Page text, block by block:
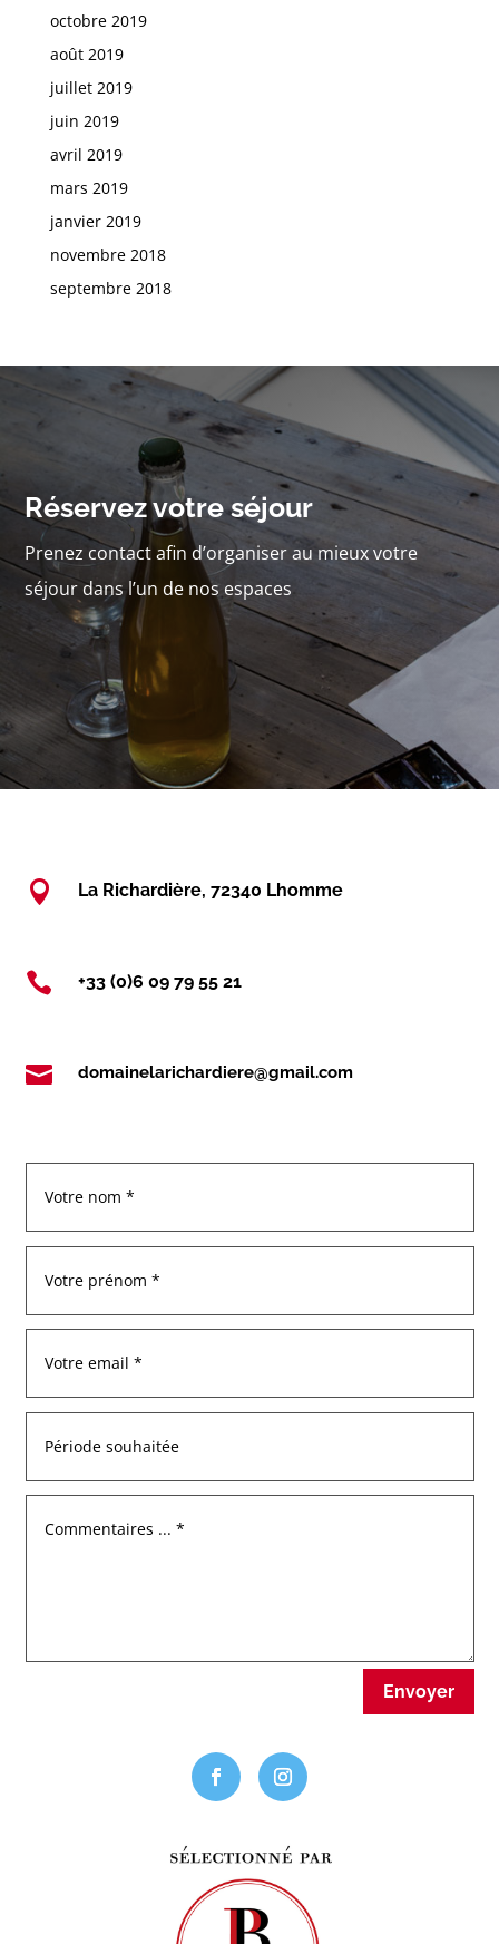
octobre 2019
août 2019
juillet 2019
juin 2019
avril 2019
mars 2019
janvier 2019
novembre 2018
septembre 2018
Réservez votre séjour
Prenez contact afin d’organiser au mieux votre
séjour dans l’un de nos espaces
 La Richardière, 72340 Lhomme
 +33 (0)6 09 79 55 21
 domainelarichardiere@gmail.com
Envoyer